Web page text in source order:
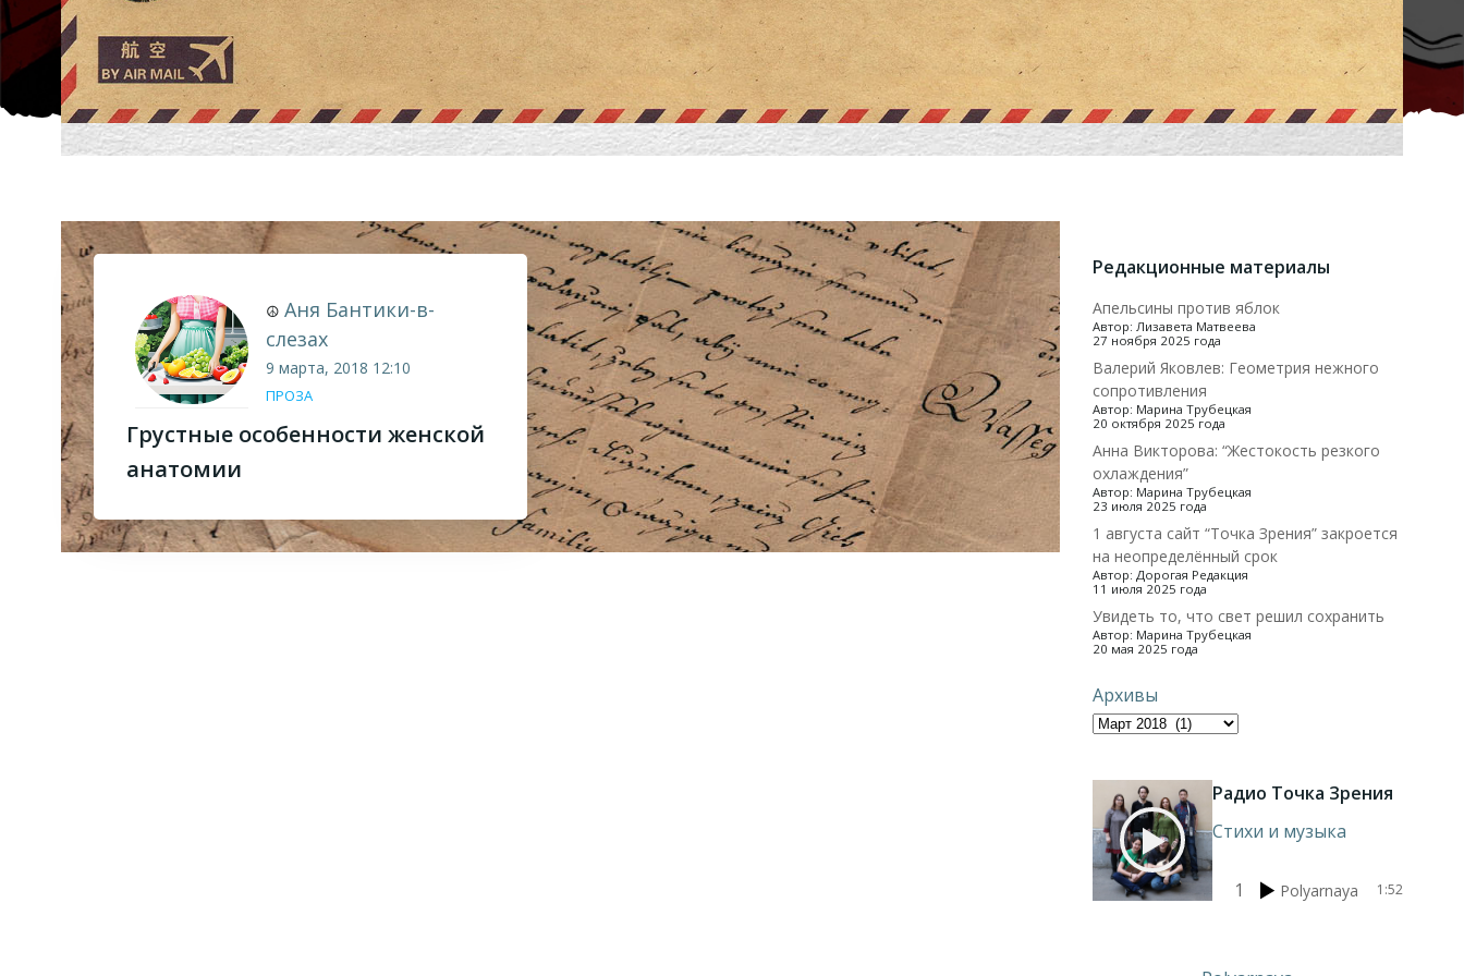
☮ Аня Бантики-в-
слезах
9 марта, 2018 12:10
ПРОЗА
Грустные особенности женской
анатомии
Редакционные материалы
Апельсины против яблок
Автор: Лизавета Матвеева
27 ноября 2025 года
Валерий Яковлев: Геометрия нежного
сопротивления
Автор: Марина Трубецкая
20 октября 2025 года
Анна Викторова: “Жестокость резкого
охлаждения”
Автор: Марина Трубецкая
23 июля 2025 года
1 августа сайт “Точка Зрения” закроется
на неопределённый срок
Автор: Дорогая Редакция
11 июля 2025 года
Увидеть то, что свет решил сохранить
Автор: Марина Трубецкая
20 мая 2025 года
Архивы
Радио Точка Зрения
Стихи и музыка
1 Polyarnaya 1:52